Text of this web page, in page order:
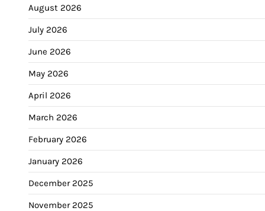
August 2026
July 2026
June 2026
May 2026
April 2026
March 2026
February 2026
January 2026
December 2025
November 2025